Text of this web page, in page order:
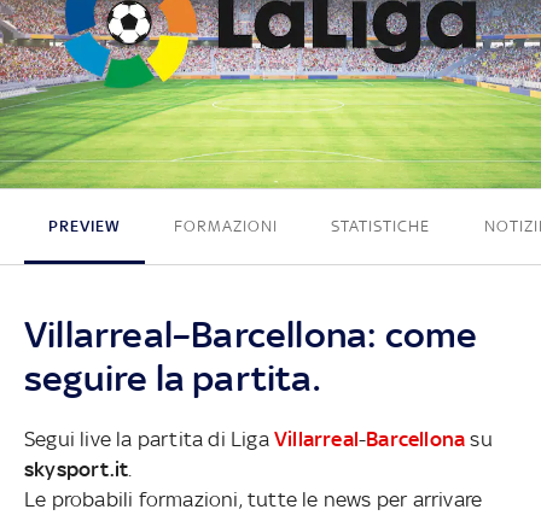
3 - 4
PREVIEW FORMAZIONI STATISTICHE
Villarreal–Barcellona: come
seguire la partita.
Segui live la partita di Liga Villarreal-Barcellona su
skysport.it
Le probabili formazioni, tutte le news per arrivare